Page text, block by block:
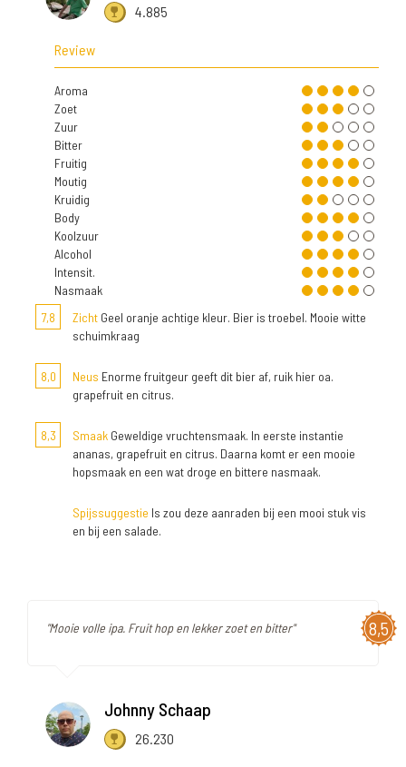
4.885
Review
Aroma
Zoet
Zuur
Bitter
Fruitig
Moutig
Kruidig
Body
Koolzuur
Alcohol
Intensit.
Nasmaak
7,8
Zicht Geel oranje achtige kleur. Bier is troebel. Mooie witte
schuimkraag
8,0 Neus Enorme fruitgeur geeft dit bier af, ruik hier oa.
grapefruit en citrus.
8,3 Smaak Geweldige vruchtensmaak. In eerste instantie
ananas, grapefruit en citrus. Daarna komt er een mooie
hopsmaak en een wat droge en bittere nasmaak.
Spijssuggestie Is zou deze aanraden bij een mooi stuk vis
en bij een salade.
8,5
"Mooie volle ipa. Fruit hop en lekker zoet en bitter"
Johnny Schaap
26.230